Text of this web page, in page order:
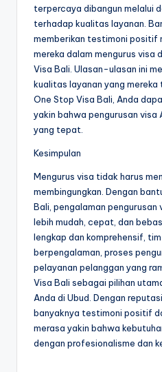
terpercaya dibangun melalui
terhadap kualitas layanan.
memberikan testimoni positif
mereka dalam mengurus visa
Visa Bali. Ulasan-ulasan ini
kualitas layanan yang mereka
One Stop Visa Bali, Anda
yakin bahwa pengurusan visa
yang tepat.
Kesimpulan
Mengurus visa tidak harus
membingungkan. Dengan
Bali, pengalaman pengurusan
lebih mudah, cepat, dan
lengkap dan komprehensif,
berpengalaman, proses
pelayanan pelanggan yang
Visa Bali sebagai pilihan
Anda di Ubud. Dengan
banyaknya testimoni positif
merasa yakin bahwa
dengan profesionalisme dan